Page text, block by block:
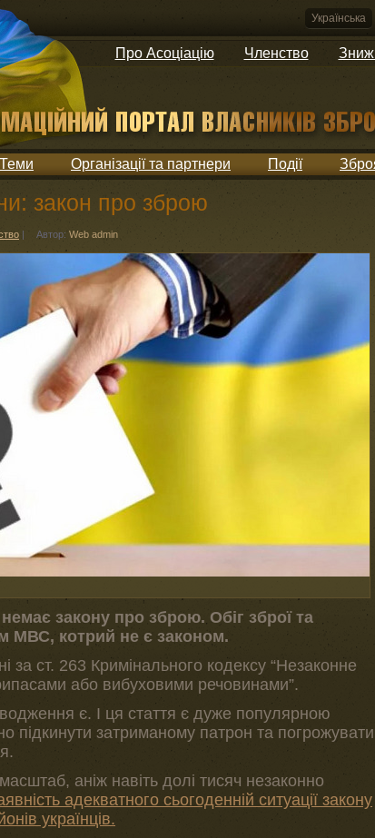
Українська
Про Асоціацію Членство
Теми Організації та партнери Події
закон про зброю
| Автор: Web admin
закону про зброю. Обіг зброї та
МВС, котрий не є законом.
за ст. 263 Кримінального кодексу “Незаконне
або вибуховими речовинами”.
є. І ця стаття є дуже популярною
підкинути затриманому патрон та погрожувати
аніж навіть долі тисяч незаконно
адекватного сьогоденній ситуації закону
українців.